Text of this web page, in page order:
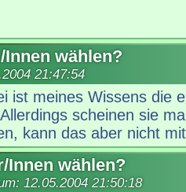
Innen wählen?
21:47:54
ist meines Wissens die
scheinen sie
kann das aber nicht
Innen wählen?
12.05.2004 21:50:18